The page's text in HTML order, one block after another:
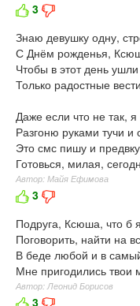
3
Знаю девушку одну,
С Днём рожденья,
Чтобы в этот день
Только радостные
Даже если что не так,
Разгоню руками тучи
Это смс пишу и
Готовься, милая,
Автор: Майя Ефимова
3
Подруга, Ксюша, что б
Поговорить, найти на
В беде любой и в
Мне пригодились твои
Автор: Леонид Борисов
3